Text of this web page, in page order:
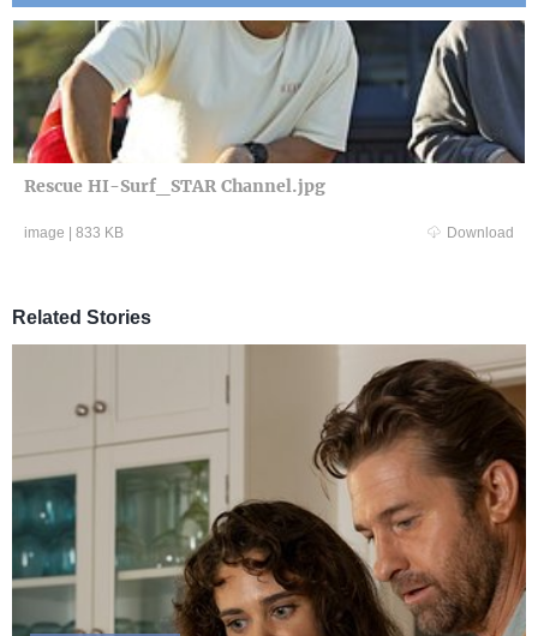
Rescue HI-Surf_STAR Channel.jpg
image 833 KB Download
Related Stories